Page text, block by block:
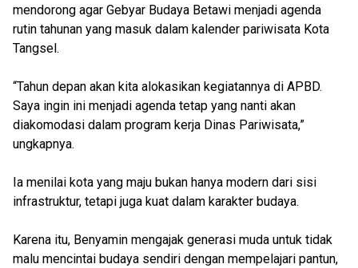
mendorong agar Gebyar Budaya Betawi menjadi agenda
rutin tahunan yang masuk dalam kalender pariwisata Kota
Tangsel.
“Tahun depan akan kita alokasikan kegiatannya di APBD.
Saya ingin ini menjadi agenda tetap yang nanti akan
diakomodasi dalam program kerja Dinas Pariwisata,”
ungkapnya.
Ia menilai kota yang maju bukan hanya modern dari sisi
infrastruktur, tetapi juga kuat dalam karakter budaya.
Karena itu, Benyamin mengajak generasi muda untuk tidak
malu mencintai budaya sendiri dengan mempelajari pantun,